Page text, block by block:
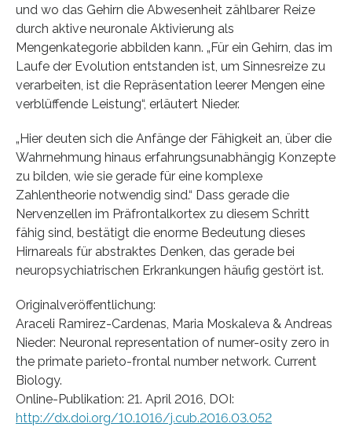
und wo das Gehirn die Abwesenheit zählbarer Reize
durch aktive neuronale Aktivierung als
Mengenkategorie abbilden kann. „Für ein Gehirn, das im
Laufe der Evolution entstanden ist, um Sinnesreize zu
verarbeiten, ist die Repräsentation leerer Mengen eine
verblüffende Leistung“, erläutert Nieder.
„Hier deuten sich die Anfänge der Fähigkeit an, über die
Wahrnehmung hinaus erfahrungsunabhängig Konzepte
zu bilden, wie sie gerade für eine komplexe
Zahlentheorie notwendig sind.“ Dass gerade die
Nervenzellen im Präfrontalkortex zu diesem Schritt
fähig sind, bestätigt die enorme Bedeutung dieses
Hirnareals für abstraktes Denken, das gerade bei
neuropsychiatrischen Erkrankungen häufig gestört ist.
Originalveröffentlichung:
Araceli Ramirez-Cardenas, Maria Moskaleva & Andreas
Nieder: Neuronal representation of numer-osity zero in
the primate parieto-frontal number network. Current
Biology.
Online-Publikation: 21. April 2016, DOI:
http://dx.doi.org/10.1016/j.cub.2016.03.052